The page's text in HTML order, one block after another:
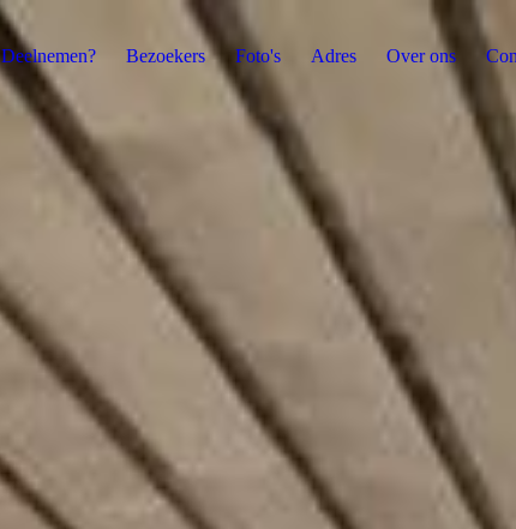
Deelnemen? Bezoekers Foto's Adres Over ons